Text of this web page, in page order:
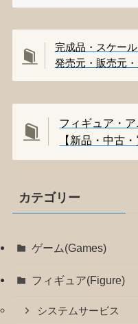
完成品・スケー
発売元・販売元
フィギュア・
【新品・中古
カテゴリー
ゲーム(Games)
フィギュア(Figure)
システムサービス